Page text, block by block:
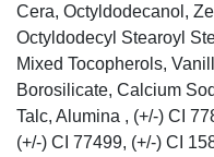
Cera, Octyldodecanol,
Octyldodecyl Stearoyl
Mixed Tocopherols,
Borosilicate, Calcium
Talc, Alumina , (+/-) CI
(+/-) CI 77499, (+/-) CI